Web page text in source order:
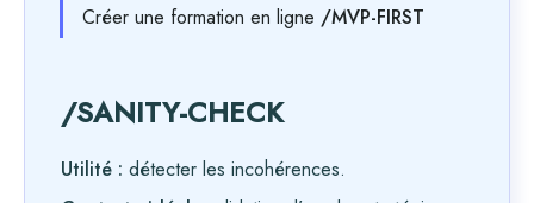
Créer une formation en ligne /MVP-FIRST
/SANITY-CHECK
Utilité : détecter les incohérences.